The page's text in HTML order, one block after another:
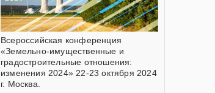
Всероссийская конференция
«Земельно-имущественные и
градостроительные отношения:
изменения 2024» 22-23 октября 2024
г. Москва.